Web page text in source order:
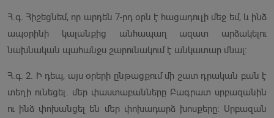
Հ.գ. Հիշեցնեմ, որ արդեն 7-րդ օրն է հացադուլի մեջ եմ, և ինձ
ապօրինի կալանքից անհապաղ ազատ արձակելու
նախնական պահանջս շարունակում է անկատար մնալ։
Հ.գ. 2. Ի դեպ, այս օրերի ընթացքում մի շատ դրական բան է
տեղի ունեցել. մեր փաստաբանները Բագրատ սրբազանին
ու ինձ փոխանցել են մեր փոխադարձ խոսքերը։ Սրբազան